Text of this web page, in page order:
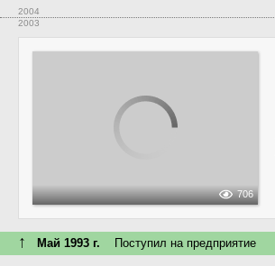
2004
2003
706
↑ Май 1993 г. Поступил на предприятие